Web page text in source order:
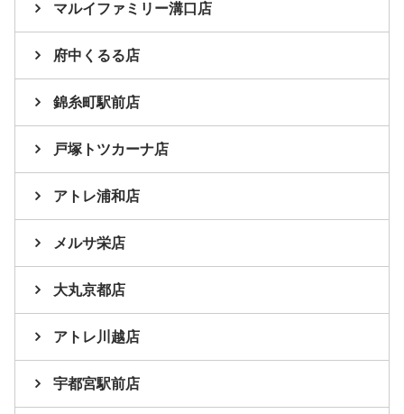
マルイファミリー溝口店
府中くるる店
錦糸町駅前店
戸塚トツカーナ店
アトレ浦和店
メルサ栄店
大丸京都店
アトレ川越店
宇都宮駅前店